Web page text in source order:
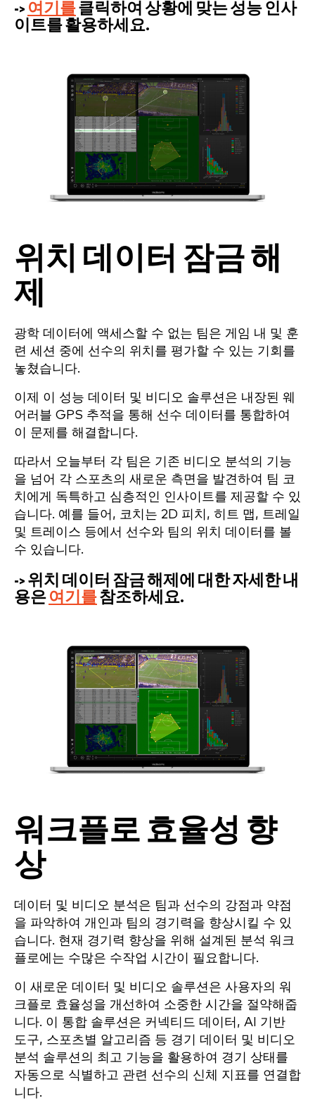
-> 여기를클릭하여 상황에 맞는 성능 인사
이트를 활용하세요.
위치 데이터 잠금 해
제
광학 데이터에 액세스할 수 없는 팀은 게임 내 및 훈
련 세션 중에 선수의 위치를 평가할 수 있는 기회를
놓쳤습니다.
이제 이 성능 데이터 및 비디오 솔루션은 내장된 웨
어러블 GPS 추적을 통해 선수 데이터를 통합하여
이 문제를 해결합니다.
따라서 오늘부터 각 팀은 기존 비디오 분석의 기능
을 넘어 각 스포츠의 새로운 측면을 발견하여 팀 코
치에게 독특하고 심층적인 인사이트를 제공할 수 있
습니다. 예를 들어, 코치는 2D 피치, 히트 맵, 트레일
및 트레이스 등에서 선수와 팀의 위치 데이터를 볼
수 있습니다.
-> 위치 데이터 잠금 해제에 대한 자세한 내
용은 여기를참조하세요.
워크플로 효율성 향
상
데이터 및 비디오 분석은 팀과 선수의 강점과 약점
을 파악하여 개인과 팀의 경기력을 향상시킬 수 있
습니다. 현재 경기력 향상을 위해 설계된 분석 워크
플로에는 수많은 수작업 시간이 필요합니다.
이 새로운 데이터 및 비디오 솔루션은 사용자의 워
크플로 효율성을 개선하여 소중한 시간을 절약해줍
니다. 이 통합 솔루션은 커넥티드 데이터, AI 기반
도구, 스포츠별 알고리즘 등 경기 데이터 및 비디오
분석 솔루션의 최고 기능을 활용하여 경기 상태를
자동으로 식별하고 관련 선수의 신체 지표를 연결합
니다.